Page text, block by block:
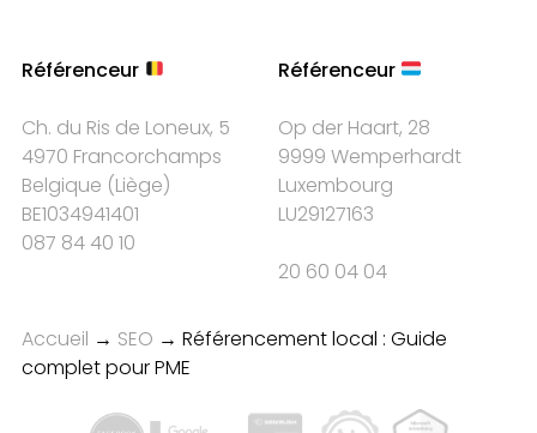
Référenceur
Ch. du Ris de Loneux, 5
4970 Francorchamps
Belgique (Liège)
BE1034941401
087 84 40 10
Référenceur
Op der Haart, 28
9999 Wemperhardt
Luxembourg
LU29127163
20 60 04 04
Accueil → SEO → Référencement local : Guide
complet pour PME